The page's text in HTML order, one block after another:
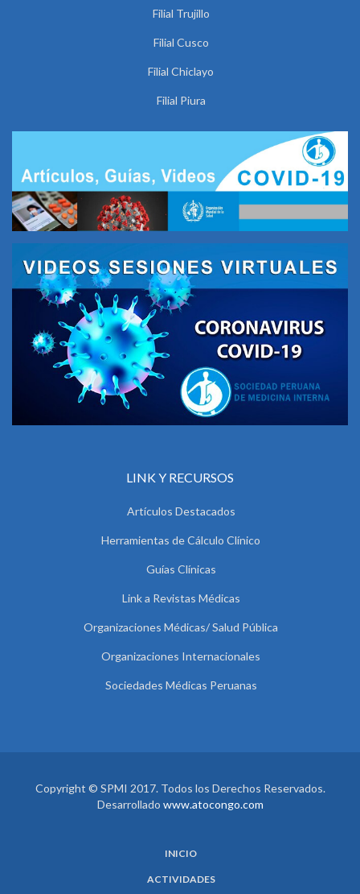
Filial Trujillo
Filial Cusco
Filial Chiclayo
Filial Piura
LINK Y RECURSOS
Artículos Destacados
Herramientas de Cálculo Clínico
Guías Clínicas
Link a Revistas Médicas
Organizaciones Médicas/ Salud Pública
Organizaciones Internacionales
Sociedades Médicas Peruanas
Copyright © SPMI 2017. Todos los Derechos Reservados.
Desarrollado www.atocongo.com
INICIO
ACTIVIDADES